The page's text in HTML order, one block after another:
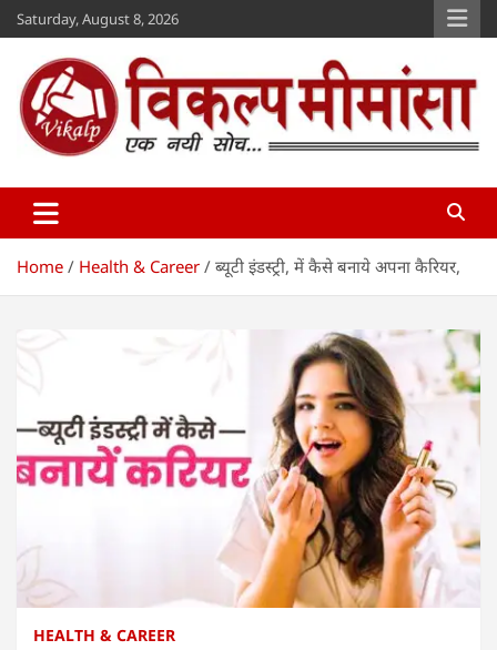
Skip
to
content
Saturday, August 8, 2026
Vikalp Mimansa
Home Health & Career ब्यूटी इंडस्ट्री, में कैसे बनाये अपना कैरियर,
HEALTH & CAREER